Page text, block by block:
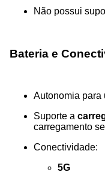
Não possui
Bateria e
Autonomia para
Suporte a
carregamento
Conectividade:
5G